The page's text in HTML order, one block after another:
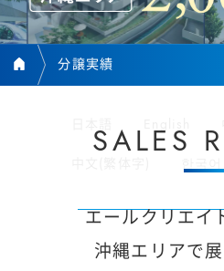
分譲実績
SALES
エールクリエイ
沖縄エリアで